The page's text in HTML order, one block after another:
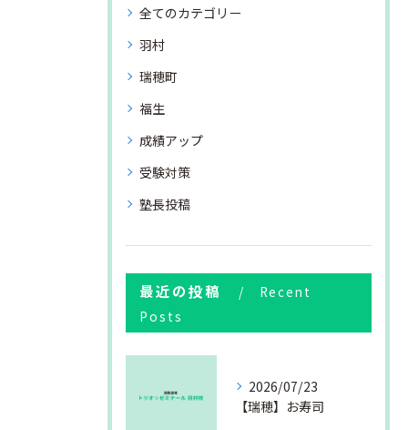
全てのカテゴリー
羽村
瑞穂町
福生
成績アップ
受験対策
塾長投稿
最近の投稿
Recent
Posts
2026/07/23
【瑞穂】お寿司